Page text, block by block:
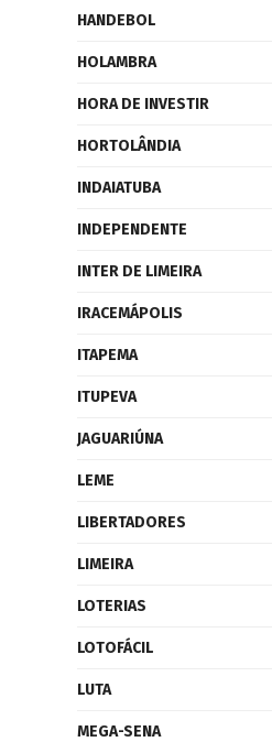
HANDEBOL
HOLAMBRA
HORA DE INVESTIR
HORTOLÂNDIA
INDAIATUBA
INDEPENDENTE
INTER DE LIMEIRA
IRACEMÁPOLIS
ITAPEMA
ITUPEVA
JAGUARIÚNA
LEME
LIBERTADORES
LIMEIRA
LOTERIAS
LOTOFÁCIL
LUTA
MEGA-SENA